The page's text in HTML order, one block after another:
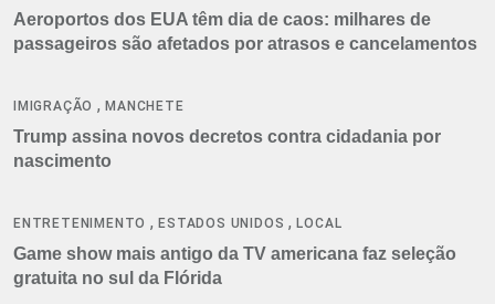
Aeroportos dos EUA têm dia de caos: milhares de
passageiros são afetados por atrasos e cancelamentos
IMIGRAÇÃO ,MANCHETE
Trump assina novos decretos contra cidadania por
nascimento
ENTRETENIMENTO ,ESTADOS UNIDOS ,LOCAL
Game show mais antigo da TV americana faz seleção
gratuita no sul da Flórida